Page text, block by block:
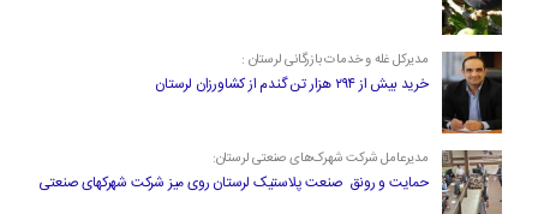
مدیرکل غله و خدمات بازرگانی لرستان :
خرید بیش از ۲۹۴ هزار تن گندم از کشاورزان لرستان
مدیرعامل شرکت شهرک‌های صنعتی لرستان:
حمایت و رونق صنعت پلاستیک لرستان روی میز شرکت شهرکهای صنعتی